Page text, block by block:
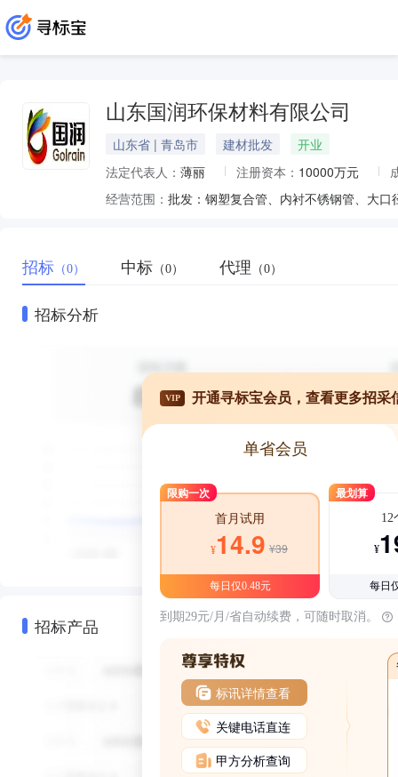
山东国润环保材料有限公司
山东省 | 青岛市 建材批发
开业
法定代表人： 薄丽 注册资本： 10000万元
经营范围：
招标 （0） 中标 （0） 代理 （0）
招标分析
招标产品
VIP 开通寻标宝会员，查看更多招采
单省会员
限购一次
首月试用
¥14.9 ¥39
每日仅0.48元
最划算
12
¥
每日
到期29元/月/省自动续费，可随时取消。
标讯详情查看
关键电话直连
甲方分析查询